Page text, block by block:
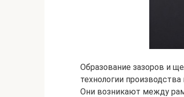
Образование зазоров и
технологии
Они возникают между